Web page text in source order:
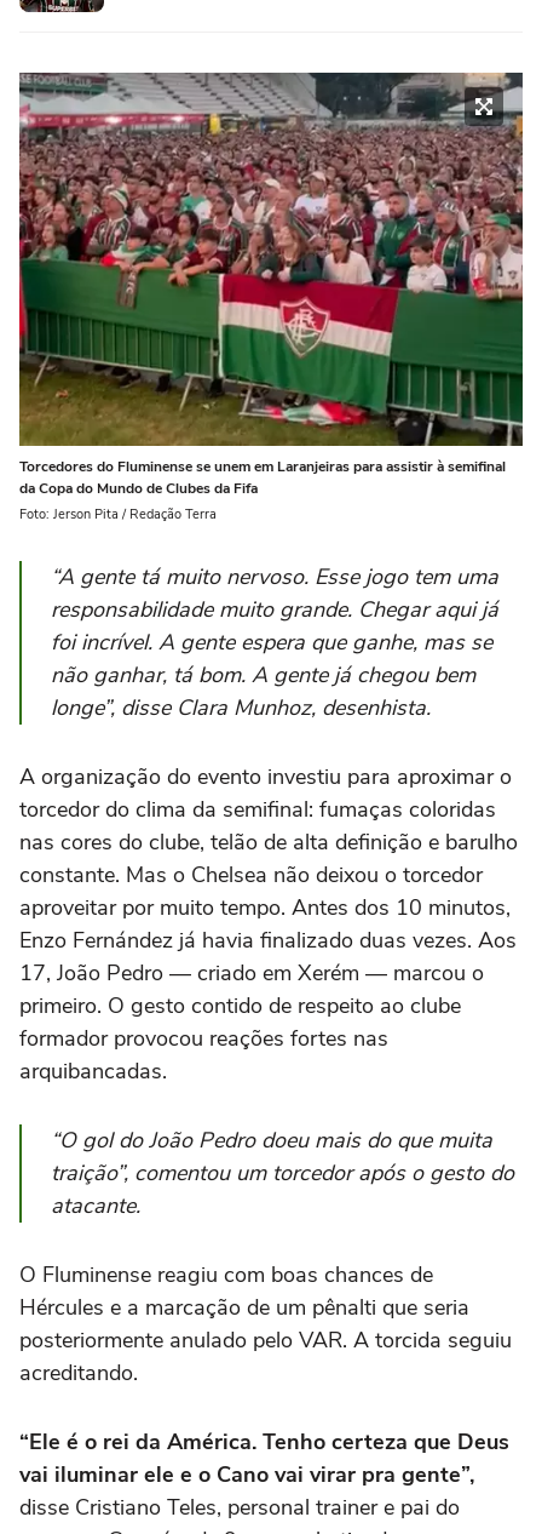
Torcedores do Fluminense se unem em Laranjeiras para assistir à semifinal
da Copa do Mundo de Clubes da Fifa
Foto: Jerson Pita / Redação Terra
“A gente tá muito nervoso. Esse jogo tem uma
responsabilidade muito grande. Chegar aqui já
foi incrível. A gente espera que ganhe, mas se
não ganhar, tá bom. A gente já chegou bem
longe”, disse Clara Munhoz, desenhista.
A organização do evento investiu para aproximar o
torcedor do clima da semifinal: fumaças coloridas
nas cores do clube, telão de alta definição e barulho
constante. Mas o Chelsea não deixou o torcedor
aproveitar por muito tempo. Antes dos 10 minutos,
Enzo Fernández já havia finalizado duas vezes. Aos
17, João Pedro — criado em Xerém — marcou o
primeiro. O gesto contido de respeito ao clube
formador provocou reações fortes nas
arquibancadas.
“O gol do João Pedro doeu mais do que muita
traição”, comentou um torcedor após o gesto do
atacante.
O Fluminense reagiu com boas chances de
Hércules e a marcação de um pênalti que seria
posteriormente anulado pelo VAR. A torcida seguiu
acreditando.
“Ele é o rei da América. Tenho certeza que Deus
vai iluminar ele e o Cano vai virar pra gente”,
disse Cristiano Teles, personal trainer e pai do